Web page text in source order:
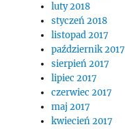
luty 2018
styczeń 2018
listopad 2017
październik 2017
sierpień 2017
lipiec 2017
czerwiec 2017
maj 2017
kwiecień 2017